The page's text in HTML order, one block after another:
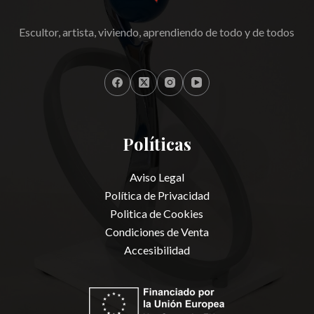
Escultor, artista, viviendo, aprendiendo de todo y de todos
Políticas
Aviso Legal
Política de Privacidad
Politica de Cookies
Condiciones de Venta
Accesibilidad